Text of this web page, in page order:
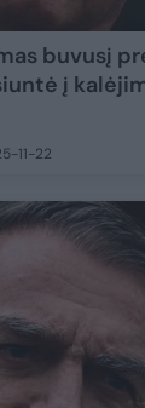
buvusį
į
11-22